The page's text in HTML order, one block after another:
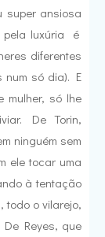
super ansiosa
pela luxúria é
diferentes
num só dia). E
mulher, só lhe
De Torin,
ninguém sem
ele tocar uma
à tentação
todo o vilarejo,
Reyes, que